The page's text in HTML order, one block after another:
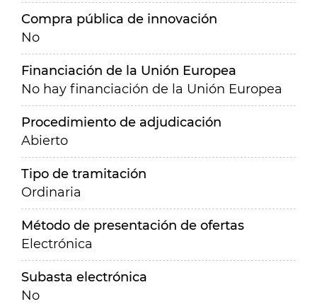
Compra pública de innovación
No
Financiación de la Unión Europea
No hay financiación de la Unión Europea
Procedimiento de adjudicación
Abierto
Tipo de tramitación
Ordinaria
Método de presentación de ofertas
Electrónica
Subasta electrónica
No